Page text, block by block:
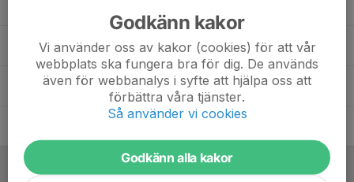
Oscar Eklund
Sixten Lundgren
Ledare
Godkänn kakor
Vi använder oss av kakor (cookies) för att vår
webbplats ska fungera bra för dig. De används
även för webbanalys i syfte att hjälpa oss att
förbättra våra tjänster.
Så använder vi cookies
Godkänn alla kakor